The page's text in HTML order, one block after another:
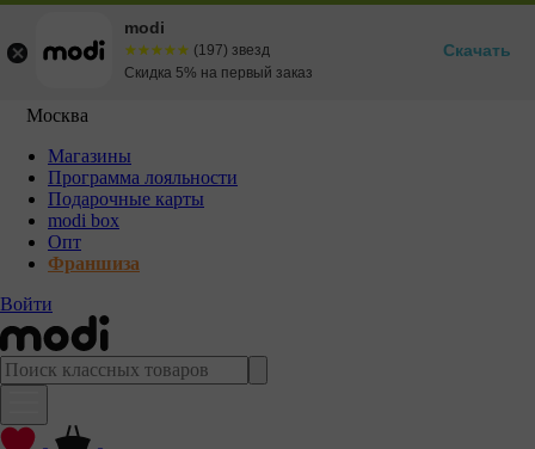
Москва
Магазины
Программа лояльности
Подарочные карты
modi box
Опт
Франшиза
Войти
modi
☆☆☆☆☆
★★★★★ (197) звезд
Скидка 5% на первый заказ
Скачать